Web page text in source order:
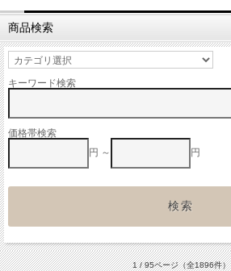
商品検索
キーワード検索
価格帯検索
円 ～
円
1 / 95ページ（全1896件）